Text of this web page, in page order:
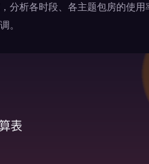
分析各时段、各主题包房的使
。